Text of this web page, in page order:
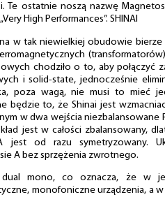
Te ostatnie noszą nazwę
High Performances”. SHINAI
w tak niewielkiej obudowie bierze
chodziło o to, aby połączyć
i solid-state, jednocześnie
poza wagą, nie musi to mieć
będzie to, że Shinai jest
w dwa wejścia niezbalansowane
jest w całości zbalansowany,
jest od razu symetryzowany.
A bez sprzężenia zwrotnego.
dual mono, co oznacza, że w
monofoniczne urządzenia, a